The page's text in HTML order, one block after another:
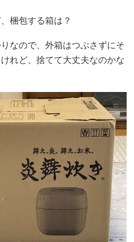
梱包する箱は？
なので、外箱はつぶさずにそ
れど、捨てて大丈夫なのかな